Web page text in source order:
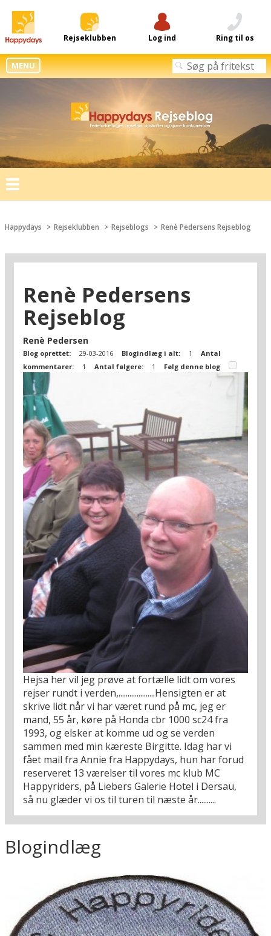
Rejseklubben Log ind Ring til os
MENU
Toggle
navigation
Happydays Rejseklubben Rejseblogs Renè Pedersens Rejseblog
Renè Pedersens
Rejseblog
Renè Pedersen
Blog oprettet: 29-03-2016 Blogindlæg i alt: 1
Antal
kommentarer:
1 Antal følgere: 1 Følg denne blog
Hejsa her vil jeg prøve at fortælle lidt om vores
rejser rundt i verden,....................Hensigten er at
skrive lidt når vi har været rund på mc, jeg er
mand, 55 år, køre på Honda cbr 1000 sc24 fra
1993, og elsker at komme ud og se verden
sammen med min kæreste Birgitte. Idag har vi
fået mail fra Annie fra Happydays, hun har forud
reserveret 13 værelser til vores mc klub MC
Happyriders, på Liebers Galerie Hotel i Dersau,
så nu glæder vi os til turen til næste år..........
Blogindlæg